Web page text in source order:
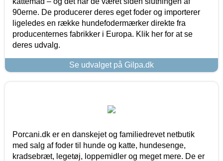
90erne. De producerer deres eget foder og importerer
ligeledes en række hundefodermærker direkte fra
producenternes fabrikker i Europa. Klik her for at se
deres udvalg.
Se udvalget på Gilpa.dk
Porcani.dk er en danskejet og familiedrevet netbutik
med salg af foder til hunde og katte, hundesenge,
kradsebræt, legetøj, loppemidler og meget mere. De er